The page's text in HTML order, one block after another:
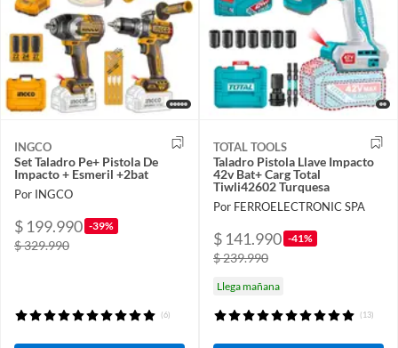
INGCO
Set Taladro Pe+ Pistola De
Impacto + Esmeril +2bat
Por INGCO
$ 199.990 -39%
$ 329.990
(6)
TOTAL TOOLS
Taladro Pistola Llave Impacto
42v Bat+ Carg Total
Tiwli42602 Turquesa
Por FERROELECTRONIC SPA
$ 141.990 -41%
$ 239.990
Llega mañana
(13)